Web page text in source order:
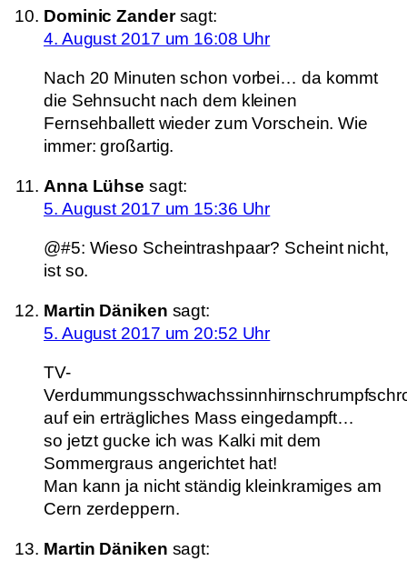
Dominic Zander sagt:
4. August 2017 um 16:08 Uhr
Nach 20 Minuten schon vorbei… da kommt
die Sehnsucht nach dem kleinen
Fernsehballett wieder zum Vorschein. Wie
immer: großartig.
Anna Lühse sagt:
5. August 2017 um 15:36 Uhr
@#5: Wieso Scheintrashpaar? Scheint nicht,
ist so.
Martin Däniken sagt:
5. August 2017 um 20:52 Uhr
TV-
auf ein erträgliches Mass eingedampft…
so jetzt gucke ich was Kalki mit dem
Sommergraus angerichtet hat!
Man kann ja nicht ständig kleinkramiges am
Cern zerdeppern.
Martin Däniken sagt: